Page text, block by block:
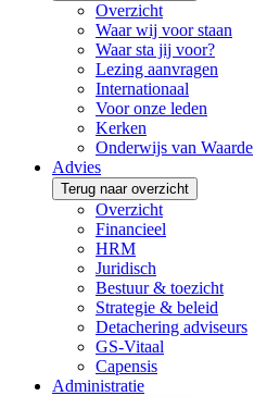
Overzicht
Waar wij voor staan
Waar sta jij voor?
Lezing aanvragen
Internationaal
Voor onze leden
Kerken
Onderwijs van Waarde
Advies
Terug naar overzicht
Overzicht
Financieel
HRM
Juridisch
Bestuur & toezicht
Strategie & beleid
Detachering adviseurs
GS-Vitaal
Capensis
Administratie